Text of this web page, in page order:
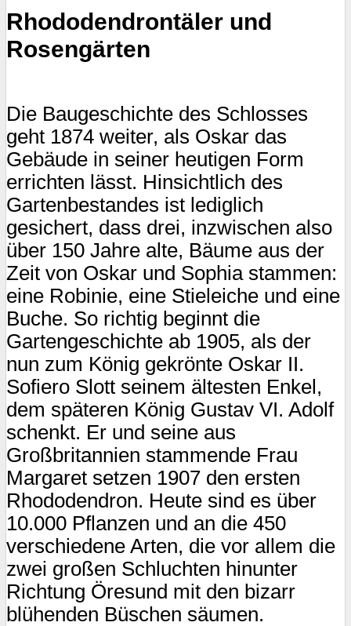
Rhododendrontäler und
Rosengärten
Die Baugeschichte des Schlosses
geht 1874 weiter, als Oskar das
Gebäude in seiner heutigen Form
errichten lässt. Hinsichtlich des
Gartenbestandes ist lediglich
gesichert, dass drei, inzwischen also
über 150 Jahre alte, Bäume aus der
Zeit von Oskar und Sophia stammen:
eine Robinie, eine Stieleiche und eine
Buche. So richtig beginnt die
Gartengeschichte ab 1905, als der
nun zum König gekrönte Oskar II.
Sofiero Slott seinem ältesten Enkel,
dem späteren König Gustav VI. Adolf
schenkt. Er und seine aus
Großbritannien stammende Frau
Margaret setzen 1907 den ersten
Rhododendron. Heute sind es über
10.000 Pflanzen und an die 450
verschiedene Arten, die vor allem die
zwei großen Schluchten hinunter
Richtung Öresund mit den bizarr
blühenden Büschen säumen.